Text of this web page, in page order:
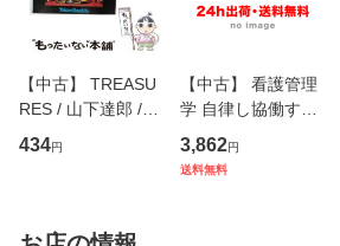
【中古】 TREASU
RES / 山下達郎 /
イーストウエス
ト・ジャパン [CD]
434円
【中古】 看護管理
学 自律し協働する
専門職の看護マネ
ジメントスキル 改
3,862円
送料無料